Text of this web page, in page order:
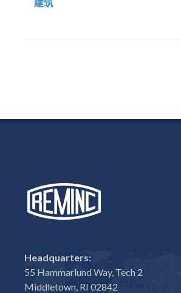
Headquarters:
55 Hammarlund Way, Tech 2
Middletown, RI 02842